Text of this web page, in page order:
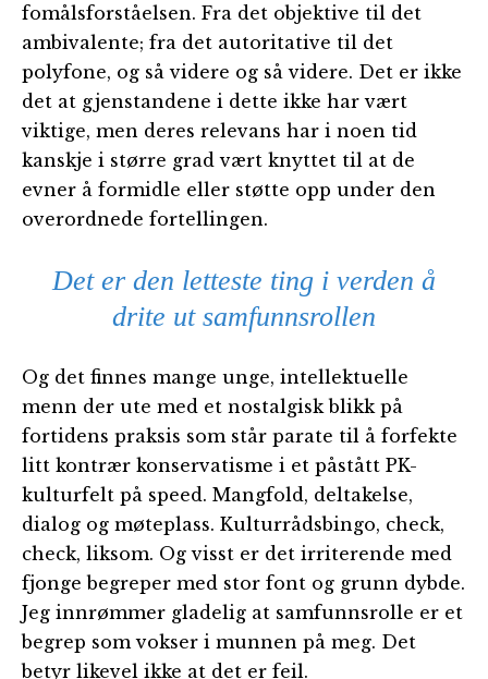
fomålsforståelsen. Fra det objektive til det
ambivalente; fra det autoritative til det
polyfone, og så videre og så videre. Det er ikke
det at gjenstandene i dette ikke har vært
viktige, men deres relevans har i noen tid
kanskje i større grad vært knyttet til at de
evner å formidle eller støtte opp under den
overordnede fortellingen.
Det er den letteste ting i verden å
drite ut samfunnsrollen
Og det finnes mange unge, intellektuelle
menn der ute med et nostalgisk blikk på
fortidens praksis som står parate til å forfekte
litt kontrær konservatisme i et påstått PK-
kulturfelt på speed. Mangfold, deltakelse,
dialog og møteplass. Kulturrådsbingo, check,
check, liksom. Og visst er det irriterende med
fjonge begreper med stor font og grunn dybde.
Jeg innrømmer gladelig at samfunnsrolle er et
begrep som vokser i munnen på meg. Det
betyr likevel ikke at det er feil.